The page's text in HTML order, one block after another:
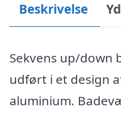
Beskrivelse
Sekvens up/down
udført i et design
aluminium.